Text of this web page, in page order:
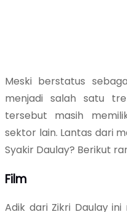
Meski berstatus
menjadi salah satu
tersebut masih
sektor lain. Lantas dari
Syakir Daulay? Berikut
Film
Adik dari Zikri Daulay